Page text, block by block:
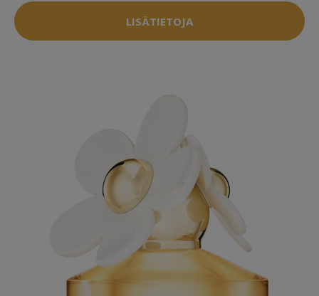
LISÄTIETOJA